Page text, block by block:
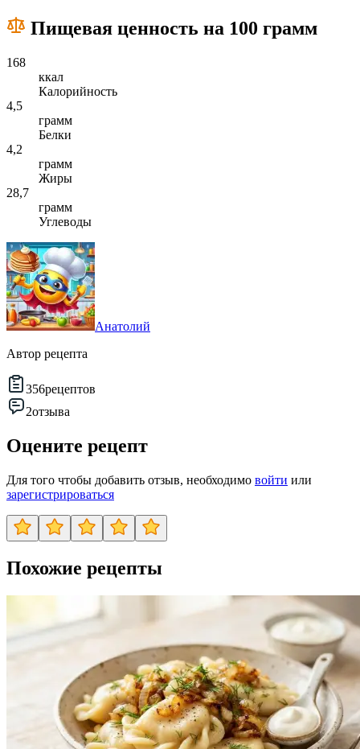
Пищевая ценность на 100 грамм
168
ккал
Калорийность
4,5
грамм
Белки
4,2
грамм
Жиры
28,7
грамм
Углеводы
Анатолий
Автор рецепта
356рецептов
2отзыва
Оцените рецепт
Для того чтобы добавить отзыв, необходимо войти или
зарегистрироваться
Похожие рецепты